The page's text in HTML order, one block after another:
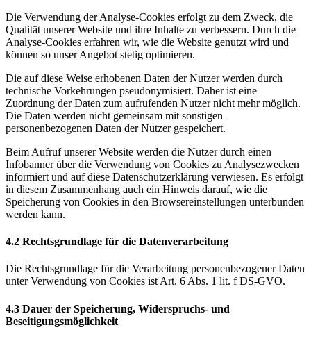
Die Verwendung der Analyse-Cookies erfolgt zu dem Zweck, die
Qualität unserer Website und ihre Inhalte zu verbessern. Durch die
Analyse-Cookies erfahren wir, wie die Website genutzt wird und
können so unser Angebot stetig optimieren.
Die auf diese Weise erhobenen Daten der Nutzer werden durch
technische Vorkehrungen pseudonymisiert. Daher ist eine
Zuordnung der Daten zum aufrufenden Nutzer nicht mehr möglich.
Die Daten werden nicht gemeinsam mit sonstigen
personenbezogenen Daten der Nutzer gespeichert.
Beim Aufruf unserer Website werden die Nutzer durch einen
Infobanner über die Verwendung von Cookies zu Analysezwecken
informiert und auf diese Datenschutzerklärung verwiesen. Es erfolgt
in diesem Zusammenhang auch ein Hinweis darauf, wie die
Speicherung von Cookies in den Browsereinstellungen unterbunden
werden kann.
4.2 Rechtsgrundlage für die Datenverarbeitung
Die Rechtsgrundlage für die Verarbeitung personenbezogener Daten
unter Verwendung von Cookies ist Art. 6 Abs. 1 lit. f DS-GVO.
4.3 Dauer der Speicherung, Widerspruchs- und
Beseitigungsmöglichkeit